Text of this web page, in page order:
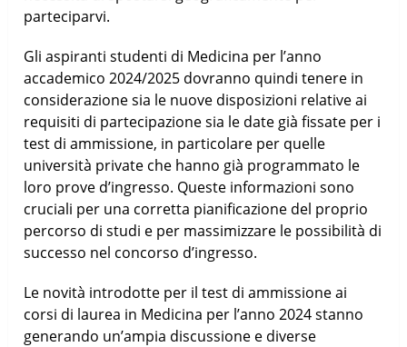
parteciparvi.
Gli aspiranti studenti di Medicina per l’anno
accademico 2024/2025 dovranno quindi tenere in
considerazione sia le nuove disposizioni relative ai
requisiti di partecipazione sia le date già fissate per i
test di ammissione, in particolare per quelle
università private che hanno già programmato le
loro prove d’ingresso. Queste informazioni sono
cruciali per una corretta pianificazione del proprio
percorso di studi e per massimizzare le possibilità di
successo nel concorso d’ingresso.
Le novità introdotte per il test di ammissione ai
corsi di laurea in Medicina per l’anno 2024 stanno
generando un’ampia discussione e diverse